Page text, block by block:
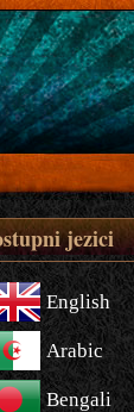
jezici
English
Arabic
Bengali